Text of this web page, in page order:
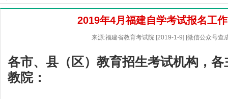
2019年4月福建自学考试报名工
来源:福建省教育考试院 [2019-1-9] [微信公众号查
各市、县（区）教育招生考试机构，
教院：